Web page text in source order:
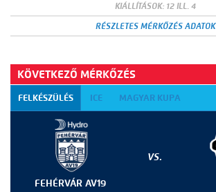
KIÁLLÍTÁSOK: 12 ILL. 4
RÉSZLETES MÉRKŐZÉS ADATOK
KÖVETKEZŐ MÉRKŐZÉS
FELKÉSZÜLÉS ICE MAGYAR KUPA
FEHÉRVÁR AV19
VS.